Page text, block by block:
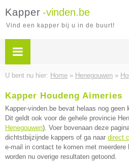
Kapper -vinden.be
Vind een kapper bij u in de buurt!
U bent nu hier: Home » Henegouwen »
Kapper Houdeng Aimeries
Kapper-vinden.be bevat helaas nog geen
Dit geldt ook voor de gehele provincie
Henegouwen). Voer bovenaan deze
dichtstbijzijnde kappers of ga naar direct
e-mail in contact te komen met meerdere
worden nu overige resultaten getoond.